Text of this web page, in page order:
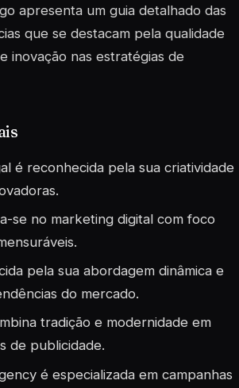
apresenta um guia detalhado das
que se destacam pela qualidade
inovação nas estratégias de
é reconhecida pela sua criatividade
se no marketing digital com foco
pela sua abordagem dinâmica e
do mercado.
tradição e modernidade em
de publicidade.
é especializada em campanhas